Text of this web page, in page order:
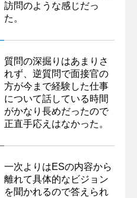
訪問のような感じだっ
た。
質問の深掘りはあまりさ
れず、逆質問で面接官の
方が今まで経験した仕事
について話している時間
がかなり長めだったので
正直手応えはなかった。
一次よりはESの内容から
離れて具体的なビジョン
を聞かれるので答えられ